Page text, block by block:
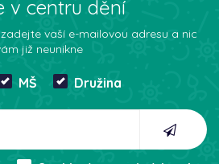
v centru dění
vaší e-mailovou adresu a nic
již neunikne
MŠ Družina